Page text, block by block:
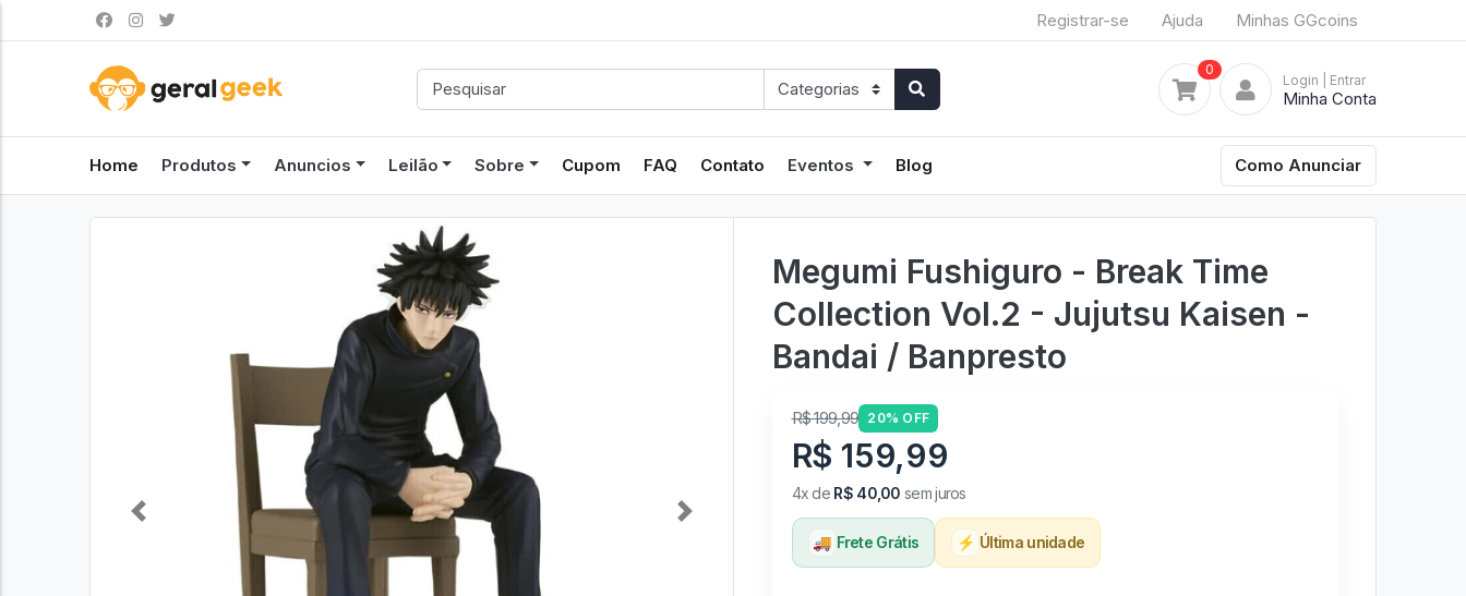
Registrar-se Ajuda Minhas GGcoins
0
Login | Entrar
Minha Conta
Home Produtos Anuncios Leilão Sobre Cupom FAQ Contato Eventos Blog Como Anunciar
Previous Next
Megumi Fushiguro - Break Time
Collection Vol.2 - Jujutsu Kaisen -
Bandai / Banpresto
R$ 199,99 20% OFF
R$ 159,99
4x de R$ 40,00 sem juros
🚚 Frete Grátis ⚡ Última unidade